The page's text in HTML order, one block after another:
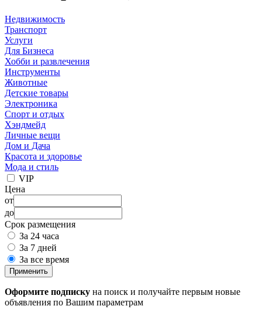
Недвижимость
Транспорт
Услуги
Для Бизнеса
Хобби и развлечения
Инструменты
Животные
Детские товары
Электроника
Спорт и отдых
Хэндмейд
Личные вещи
Дом и Дача
Красота и здоровье
Мода и стиль
VIP
Цена
от
до
Срок размещения
За 24 часа
За 7 дней
За все время
Применить
Оформите подписку на поиск и получайте первым новые
объявления по Вашим параметрам